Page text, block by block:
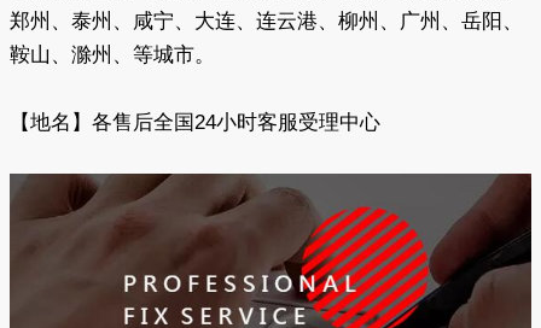
郑州、泰州、咸宁、大连、连云港、柳州、广州、岳阳、
鞍山、滁州、等城市。
【地名】各售后全国24小时客服受理中心